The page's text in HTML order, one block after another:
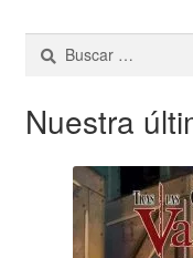
Buscar:
Nuestra